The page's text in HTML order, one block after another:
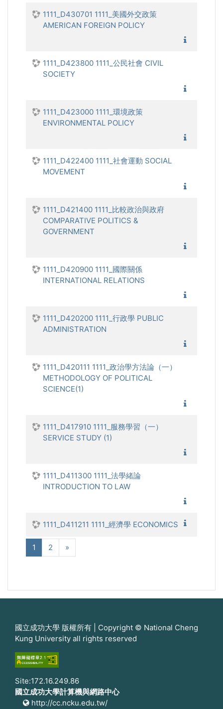
1111_D430701 1111_美國外交政策
AMERICAN FOREIGN POLICY
1111_D423800 1111_公民社會 CIVIL
SOCIETY
1111_D423000 1111_環境政策
ENVIRONMENTAL POLICY
1111_D422400 1111_社會運動 SOCIAL
MOVEMENT
1111_D421400 1111_比較政治與政府
COMPARATIVE POLITICS &
GOVERNMENT
1111_D420900 1111_國際關係
INTERNATIONAL RELATIONS
1111_D420200 1111_行政學 PUBLIC
ADMINISTRATION
1111_D420111 1111_政治學方法論（一）
METHODOLOGY OF POLITICAL
SCIENCE(1)
1111_D417910 1111_服務學習（一）
SERVICE STUDY (1)
1111_D411300 1111_法學緒論
INTRODUCTION TO LAW
1111_D411211 1111_經濟學 ECONOMICS
1 (current)
2 »
國立成功大學 版權所有 | Copyright © National Cheng
Kung University all rights reserved
Site:172.16.249.86
國立成功大學計算機與網路中心
http://cc.ncku.edu.tw/